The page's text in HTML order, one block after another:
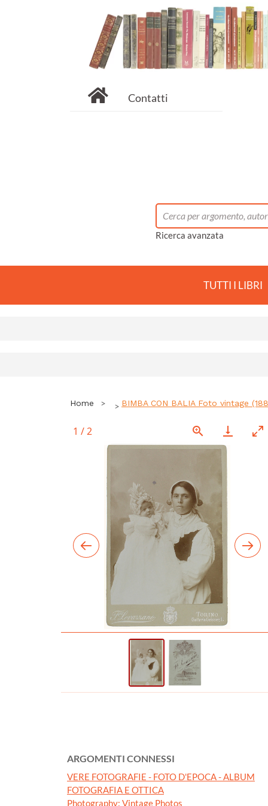
Contatti
Ricerca avanzata
TUTTI I LIBRI
Home BIMBA CON BALIA Foto vintage
1 /2
ARGOMENTI CONNESSI
VERE FOTOGRAFIE - FOTO D'EPOCA - ALBUM
FOTOGRAFIA E OTTICA
Photography: Vintage Photos